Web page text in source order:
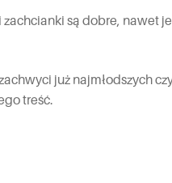
zachcianki są dobre, nawet
już najmłodszych
treść.